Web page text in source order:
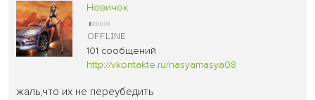
Новичок
101 сообщений
http://vkontakte.ru/nasyamasya08
жаль,что их не переубедить